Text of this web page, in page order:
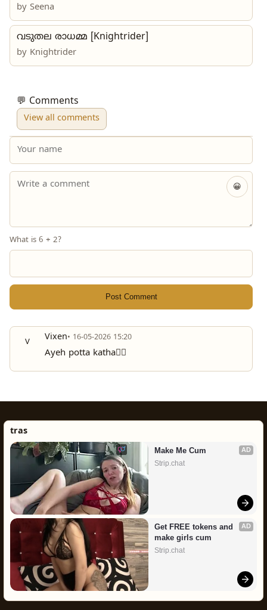
by Seena
വടുതല രാധമ്മ [Knightrider]
by Knightrider
💬 Comments
View all comments
😀
What is 6 + 2?
Post Comment
V Vixen• 16-05-2026 15:20
Ayeh potta katha😵‍💫
tras
AD
Make Me Cum
Strip.chat
AD
Get FREE tokens and
make girls cum
Strip.chat